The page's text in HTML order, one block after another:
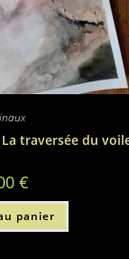
traversée du
€
panier